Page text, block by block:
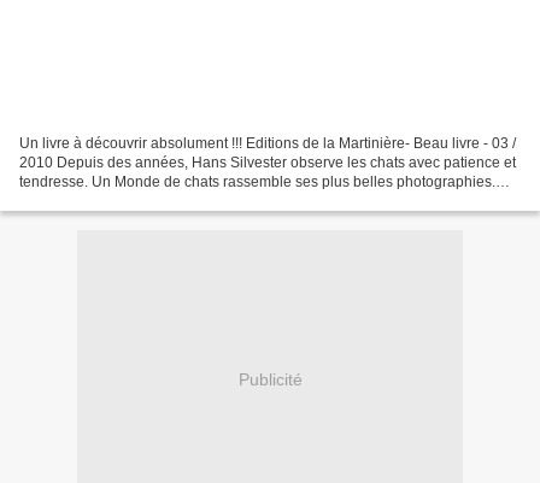
Un livre à découvrir absolument !!! Editions de la Martinière- Beau livre - 03 /
2010 Depuis des années, Hans Silvester observe les chats avec patience et
tendresse. Un Monde de chats rassemble ses plus belles photographies.
Publicité